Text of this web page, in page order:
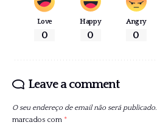
Love
0
Happy
0
Angry
0
Leave a comment
O seu endereço de email não será publicado.
marcados com *